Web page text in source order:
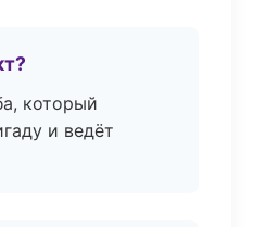
который
и ведёт